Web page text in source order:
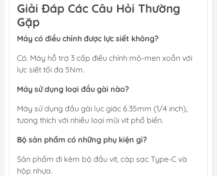
Giải Đáp Các Câu Hỏi Thường
Gặp
Máy có điều chỉnh được lực siết không?
Có. Máy hỗ trợ 3 cấp điều chỉnh mô-men xoắn với
lực siết tối đa 5Nm.
Máy sử dụng loại đầu gài nào?
Máy sử dụng đầu gài lục giác 6.35mm (1/4 inch),
tương thích với nhiều loại mũi vít phổ biến.
Bộ sản phẩm có những phụ kiện gì?
Sản phẩm đi kèm bộ đầu vít, cáp sạc Type-C và
hộp nhựa.